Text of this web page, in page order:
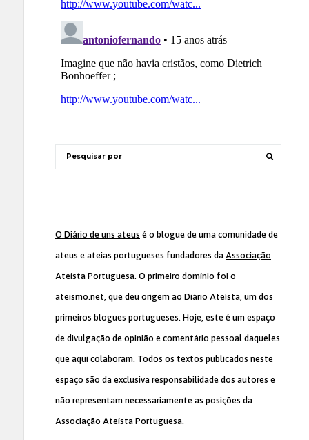
O Diário de uns ateus é o blogue de uma comunidade de
ateus e ateias portugueses fundadores da Associação
Ateísta Portuguesa. O primeiro domínio foi o
ateismo.net, que deu origem ao Diário Ateísta, um dos
primeiros blogues portugueses. Hoje, este é um espaço
de divulgação de opinião e comentário pessoal daqueles
que aqui colaboram. Todos os textos publicados neste
espaço são da exclusiva responsabilidade dos autores e
não representam necessariamente as posições da
Associação Ateísta Portuguesa.